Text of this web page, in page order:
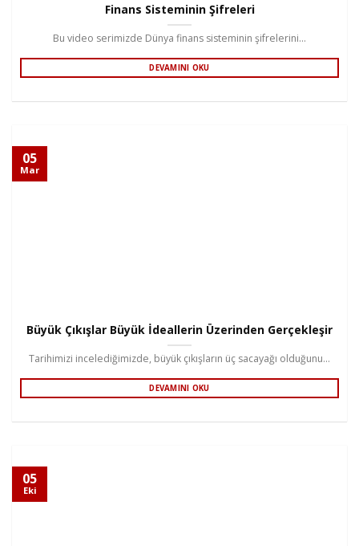
Finans Sisteminin Şifreleri
Bu video serimizde Dünya finans sisteminin şifrelerini...
DEVAMINI OKU
Büyük Çıkışlar Büyük İdeallerin Üzerinden Gerçekleşir
Tarihimizi incelediğimizde, büyük çıkışların üç sacayağı olduğunu...
DEVAMINI OKU
05
Mar
05
Eki